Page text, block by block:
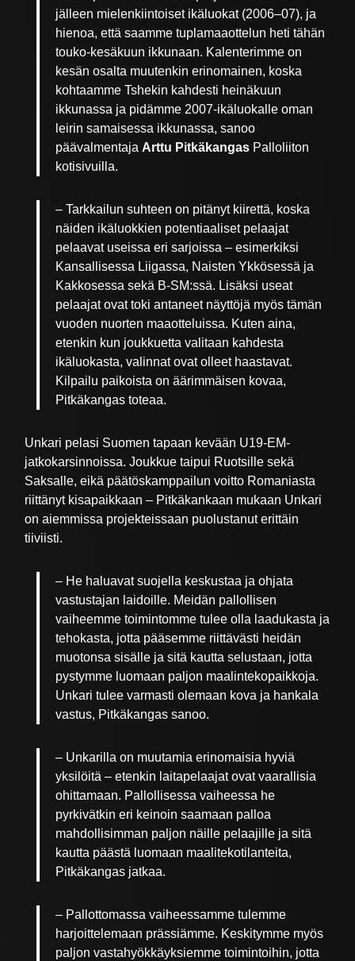
jälleen mielenkiintoiset ikäluokat (2006–07), ja
hienoa, että saamme tuplamaaottelun heti tähän
touko-kesäkuun ikkunaan. Kalenterimme on
kesän osalta muutenkin erinomainen, koska
kohtaamme Tshekin kahdesti heinäkuun
ikkunassa ja pidämme 2007-ikäluokalle oman
leirin samaisessa ikkunassa, sanoo
päävalmentaja Arttu Pitkäkangas Palloliiton
kotisivuilla.
– Tarkkailun suhteen on pitänyt kiirettä, koska
näiden ikäluokkien potentiaaliset pelaajat
pelaavat useissa eri sarjoissa – esimerkiksi
Kansallisessa Liigassa, Naisten Ykkösessä ja
Kakkosessa sekä B-SM:ssä. Lisäksi useat
pelaajat ovat toki antaneet näyttöjä myös tämän
vuoden nuorten maaotteluissa. Kuten aina,
etenkin kun joukkuetta valitaan kahdesta
ikäluokasta, valinnat ovat olleet haastavat.
Kilpailu paikoista on äärimmäisen kovaa,
Pitkäkangas toteaa.
Unkari pelasi Suomen tapaan kevään U19-EM-
jatkokarsinnoissa. Joukkue taipui Ruotsille sekä
Saksalle, eikä päätöskamppailun voitto Romaniasta
riittänyt kisapaikkaan – Pitkäkankaan mukaan Unkari
on aiemmissa projekteissaan puolustanut erittäin
tiiviisti.
– He haluavat suojella keskustaa ja ohjata
vastustajan laidoille. Meidän pallollisen
vaiheemme toimintomme tulee olla laadukasta ja
tehokasta, jotta pääsemme riittävästi heidän
muotonsa sisälle ja sitä kautta selustaan, jotta
pystymme luomaan paljon maalintekopaikkoja.
Unkari tulee varmasti olemaan kova ja hankala
vastus, Pitkäkangas sanoo.
– Unkarilla on muutamia erinomaisia hyviä
yksilöitä – etenkin laitapelaajat ovat vaarallisia
ohittamaan. Pallollisessa vaiheessa he
pyrkivätkin eri keinoin saamaan palloa
mahdollisimman paljon näille pelaajille ja sitä
kautta päästä luomaan maalitekotilanteita,
Pitkäkangas jatkaa.
– Pallottomassa vaiheessamme tulemme
harjoittelemaan prässiämme. Keskitymme myös
paljon vastahyökkäyksiemme toimintoihin, jotta